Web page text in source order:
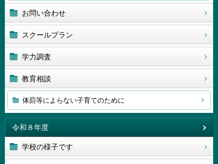
お問い合わせ
スクールプラン
学力調査
教育相談
体罰等によらない子育てのために
令和８年度
学校の様子です